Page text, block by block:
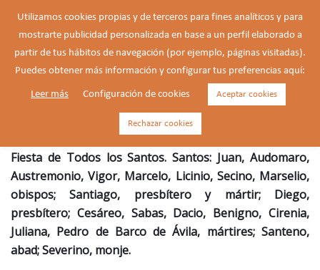
Todos los santos
Fiesta de Todos los Santos. Santos: Juan, Audomaro,
Austremonio, Vigor, Marcelo, Licinio, Secino, Marselio,
obispos; Santiago, presbítero y mártir; Diego,
presbítero; Cesáreo, Sabas, Dacio, Benigno, Cirenia,
Juliana, Pedro de Barco de Ávila, mártires; Santeno,
abad; Severino, monje.
Utilizamos cookies propias y de terceros para fines analíticos y para
mostrarte publicidad personalizada en base a un perfil elaborado a
partir de tus hábitos de navegación (por ejemplo, páginas visitadas).
Puedes obtener más información y configurar tus preferencias aquí:
Leer más Configuración de cookies Aceptar cookies
Rechazar cookies